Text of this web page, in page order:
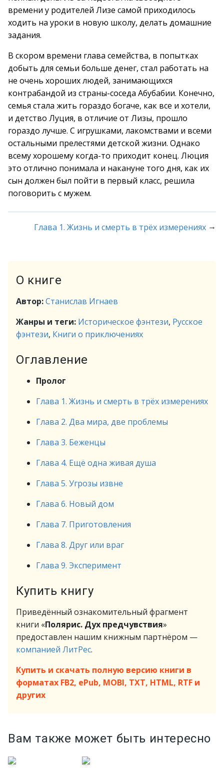
времени у родителей Лизе самой приходилось
ходить на уроки в новую школу, делать домашние
задания.
В скором времени глава семейства, в попытках
добыть для семьи больше денег, стал работать на
не очень хороших людей, занимающихся
контрабандой из страны-соседа Абубабии. Конечно,
семья стала жить гораздо богаче, как все и хотели,
и детство Луция, в отличие от Лизы, прошло
гораздо лучше. С игрушками, лакомствами и всеми
остальными прелестями детской жизни. Однако
всему хорошему когда-то приходит конец. Люция
это отлично понимала и накануне того дня, как их
сын должен был пойти в первый класс, решила
поговорить с мужем.
Глава 1. Жизнь и смерть в трёх измерениях →
О книге
Автор:Станислав Игнаев
Жанры и теги: Историческое фэнтези, Русское
фэнтези, Книги о приключениях
Оглавление
Пролог
Глава 1. Жизнь и смерть в трёх измерениях
Глава 2. Два мира, две проблемы
Глава 3. Беженцы
Глава 4. Ещё одна живая душа
Глава 5. Угрозы извне
Глава 6. Новый дом
Глава 7. Приготовления
Глава 8. Друг или враг
Глава 9. Эксперимент
Купить книгу
Приведённый ознакомительный фрагмент
книги «Полярис. Дух предчувствия»
предоставлен нашим книжным партнёром —
компанией ЛитРес.
Купить и скачать полную версию книги в
форматах FB2, ePub, MOBI, TXT, HTML, RTF и
других
Вам также может быть интересно